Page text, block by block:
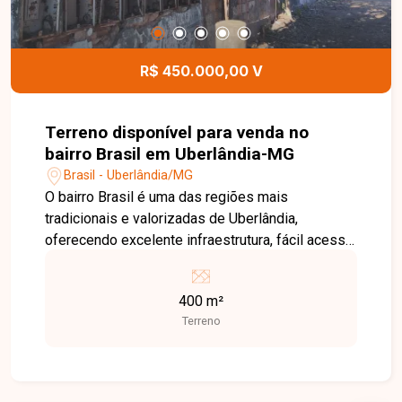
R$ 450.000,00 V
Terreno disponível para venda no
bairro Brasil em Uberlândia-MG
Brasil - Uberlândia/MG
O bairro Brasil é uma das regiões mais
tradicionais e valorizadas de Uberlândia,
oferecendo excelente infraestrutura, fácil acesso
com supermercados, escolas, farmácias,
hospitais, restaurantes e diversos serviços. Uma
localização privilegiada, ideal tanto para
400 m²
Terreno